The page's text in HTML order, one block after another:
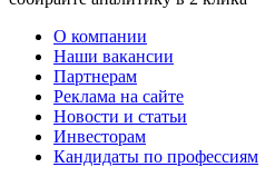
О компании
Наши вакансии
Партнерам
Реклама на сайте
Новости и статьи
Инвесторам
Кандидаты по профессиям